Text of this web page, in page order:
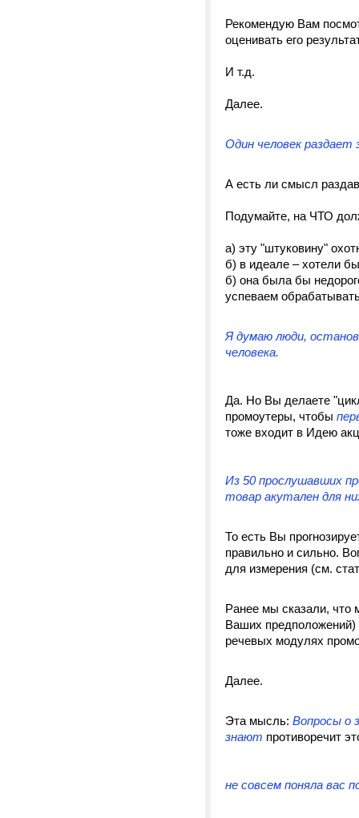
Рекомендую Вам
оценивать его
И т.д.
Далее.
Один человек раздает
А есть ли смысл
Подумайте, на ЧТО
а) эту "штуковину"
б) в идеале – хотели
б) она была бы
успеваем
Я думаю люди,
человека.
Да. Но Вы делаете
промоутеры, чтобы
тоже входит в Идею
Из 50 прослушавших
товар акутален для
То есть Вы
правильно и сильно.
для измерения (см.
Ранее мы сказали,
Ваших предположений)
речевых модулях
Далее.
Эта мысль: Вопросы о
знают противоречит
не совсем поняла вас